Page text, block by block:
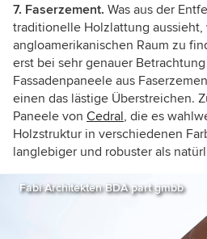
7. Faserzement. Was aus der
traditionelle Holzlattung aussieht,
angloamerikanischen Raum zu
erst bei sehr genauer
Fassadenpaneele aus
einen das lästige Überstreichen.
Paneele von Cedral, die es
Holzstruktur in verschiedenen
langlebiger und robuster als
Fabi Architekten BDA part gmbb